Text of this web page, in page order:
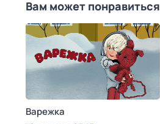
Вам может понравиться
Варежка